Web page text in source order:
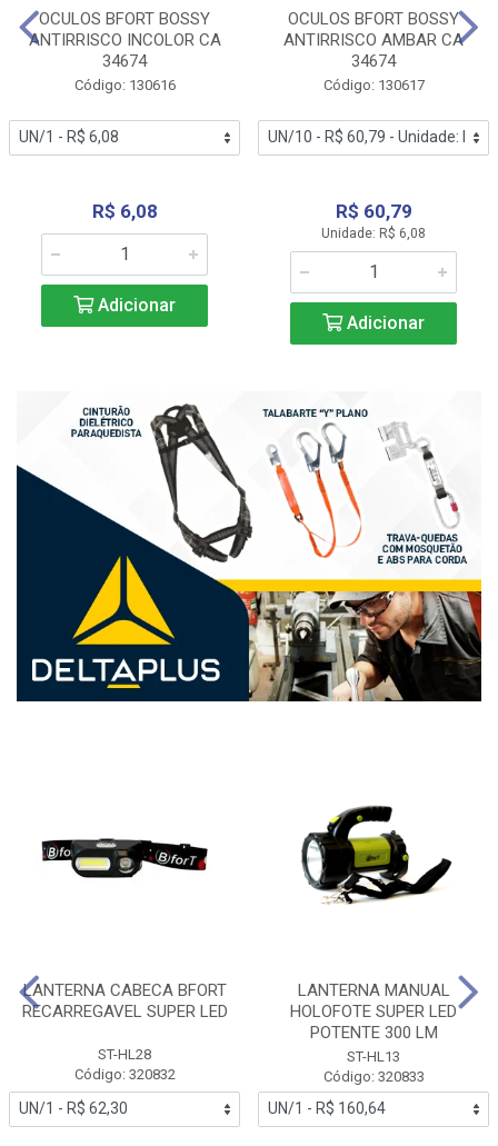
OCULOS BFORT BOSSY
ANTIRRISCO INCOLOR CA
34674
Código: 130616
R$ 6,08
Adicionar
OCULOS BFORT BOSSY
ANTIRRISCO AMBAR CA
34674
Código: 130617
R$ 60,79
Unidade: R$ 6,08
Adicionar
LANTERNA CABECA BFORT
RECARREGAVEL SUPER LED
ST-HL28
Código: 320832
LANTERNA MANUAL
HOLOFOTE SUPER LED
POTENTE 300 LM
ST-HL13
Código: 320833